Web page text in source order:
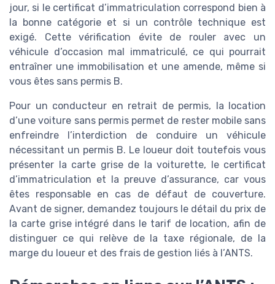
jour, si le certificat d’immatriculation correspond bien à
la bonne catégorie et si un contrôle technique est
exigé. Cette vérification évite de rouler avec un
véhicule d’occasion mal immatriculé, ce qui pourrait
entraîner une immobilisation et une amende, même si
vous êtes sans permis B.
Pour un conducteur en retrait de permis, la location
d’une voiture sans permis permet de rester mobile sans
enfreindre l’interdiction de conduire un véhicule
nécessitant un permis B. Le loueur doit toutefois vous
présenter la carte grise de la voiturette, le certificat
d’immatriculation et la preuve d’assurance, car vous
êtes responsable en cas de défaut de couverture.
Avant de signer, demandez toujours le détail du prix de
la carte grise intégré dans le tarif de location, afin de
distinguer ce qui relève de la taxe régionale, de la
marge du loueur et des frais de gestion liés à l’ANTS.